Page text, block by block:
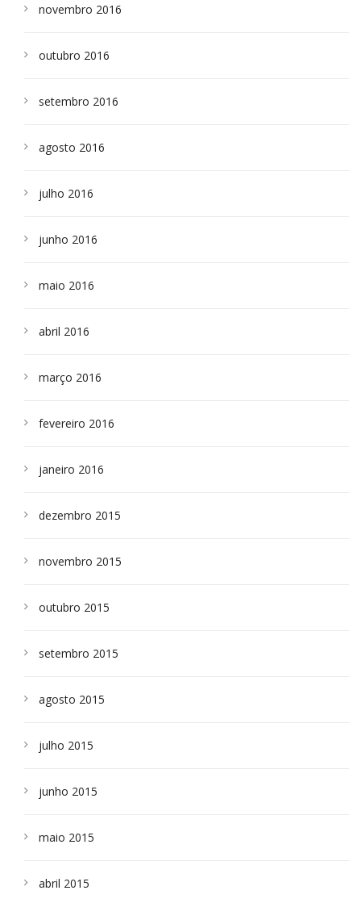
novembro 2016
outubro 2016
setembro 2016
agosto 2016
julho 2016
junho 2016
maio 2016
abril 2016
março 2016
fevereiro 2016
janeiro 2016
dezembro 2015
novembro 2015
outubro 2015
setembro 2015
agosto 2015
julho 2015
junho 2015
maio 2015
abril 2015